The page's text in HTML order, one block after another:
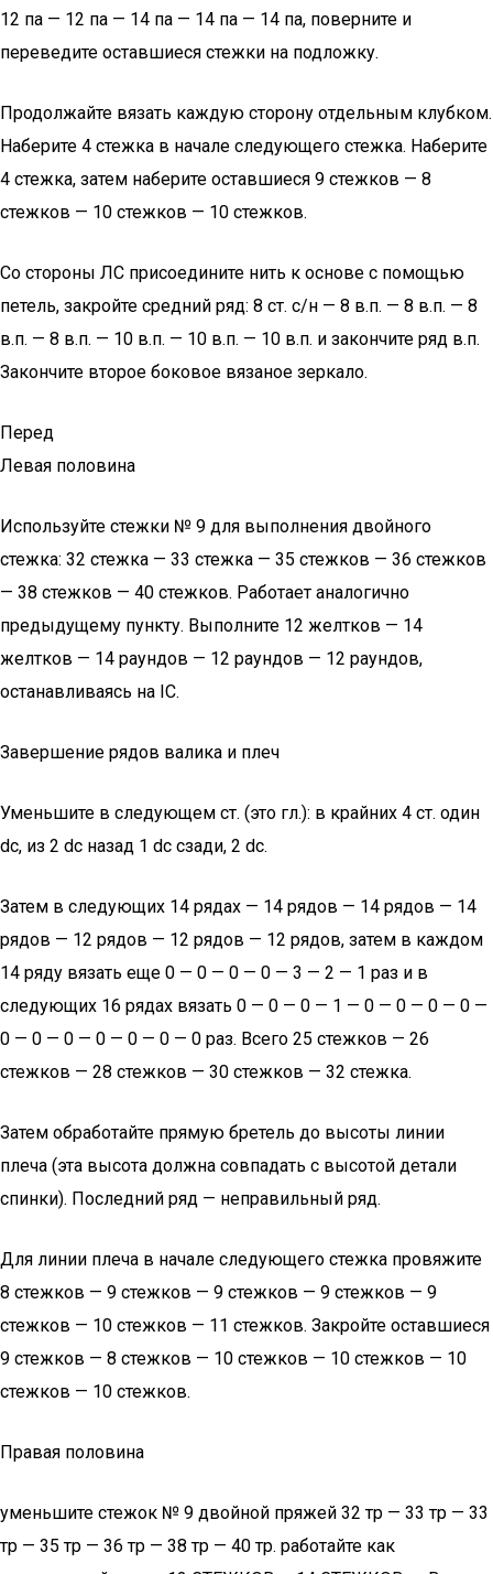
12 па — 12 па — 14 па — 14 па — 14 па, поверните и
переведите оставшиеся стежки на подложку.
Продолжайте вязать каждую сторону отдельным клубком.
Наберите 4 стежка в начале следующего стежка. Наберите
4 стежка, затем наберите оставшиеся 9 стежков — 8
стежков — 10 стежков — 10 стежков.
Со стороны ЛС присоедините нить к основе с помощью
петель, закройте средний ряд: 8 ст. с/н — 8 в.п. — 8 в.п. — 8
в.п. — 8 в.п. — 10 в.п. — 10 в.п. — 10 в.п. и закончите ряд в.п.
Закончите второе боковое вязаное зеркало.
Перед
Левая половина
Используйте стежки № 9 для выполнения двойного
стежка: 32 стежка — 33 стежка — 35 стежков — 36 стежков
— 38 стежков — 40 стежков. Работает аналогично
предыдущему пункту. Выполните 12 желтков — 14
желтков — 14 раундов — 12 раундов — 12 раундов,
останавливаясь на IC.
Завершение рядов валика и плеч
Уменьшите в следующем ст. (это гл.): в крайних 4 ст. один
dc, из 2 dc назад 1 dc сзади, 2 dc.
Затем в следующих 14 рядах — 14 рядов — 14 рядов — 14
рядов — 12 рядов — 12 рядов — 12 рядов, затем в каждом
14 ряду вязать еще 0 — 0 — 0 — 0 — 3 — 2 — 1 раз и в
следующих 16 рядах вязать 0 — 0 — 0 — 1 — 0 — 0 — 0 — 0 —
0 — 0 — 0 — 0 — 0 — 0 — 0 раз. Всего 25 стежков — 26
стежков — 28 стежков — 30 стежков — 32 стежка.
Затем обработайте прямую бретель до высоты линии
плеча (эта высота должна совпадать с высотой детали
спинки). Последний ряд — неправильный ряд.
Для линии плеча в начале следующего стежка провяжите
8 стежков — 9 стежков — 9 стежков — 9 стежков — 9
стежков — 10 стежков — 11 стежков. Закройте оставшиеся
9 стежков — 8 стежков — 10 стежков — 10 стежков — 10
стежков — 10 стежков.
Правая половина
уменьшите стежок № 9 двойной пряжей 32 тр — 33 тр — 33
тр — 35 тр — 36 тр — 38 тр — 40 тр. работайте как